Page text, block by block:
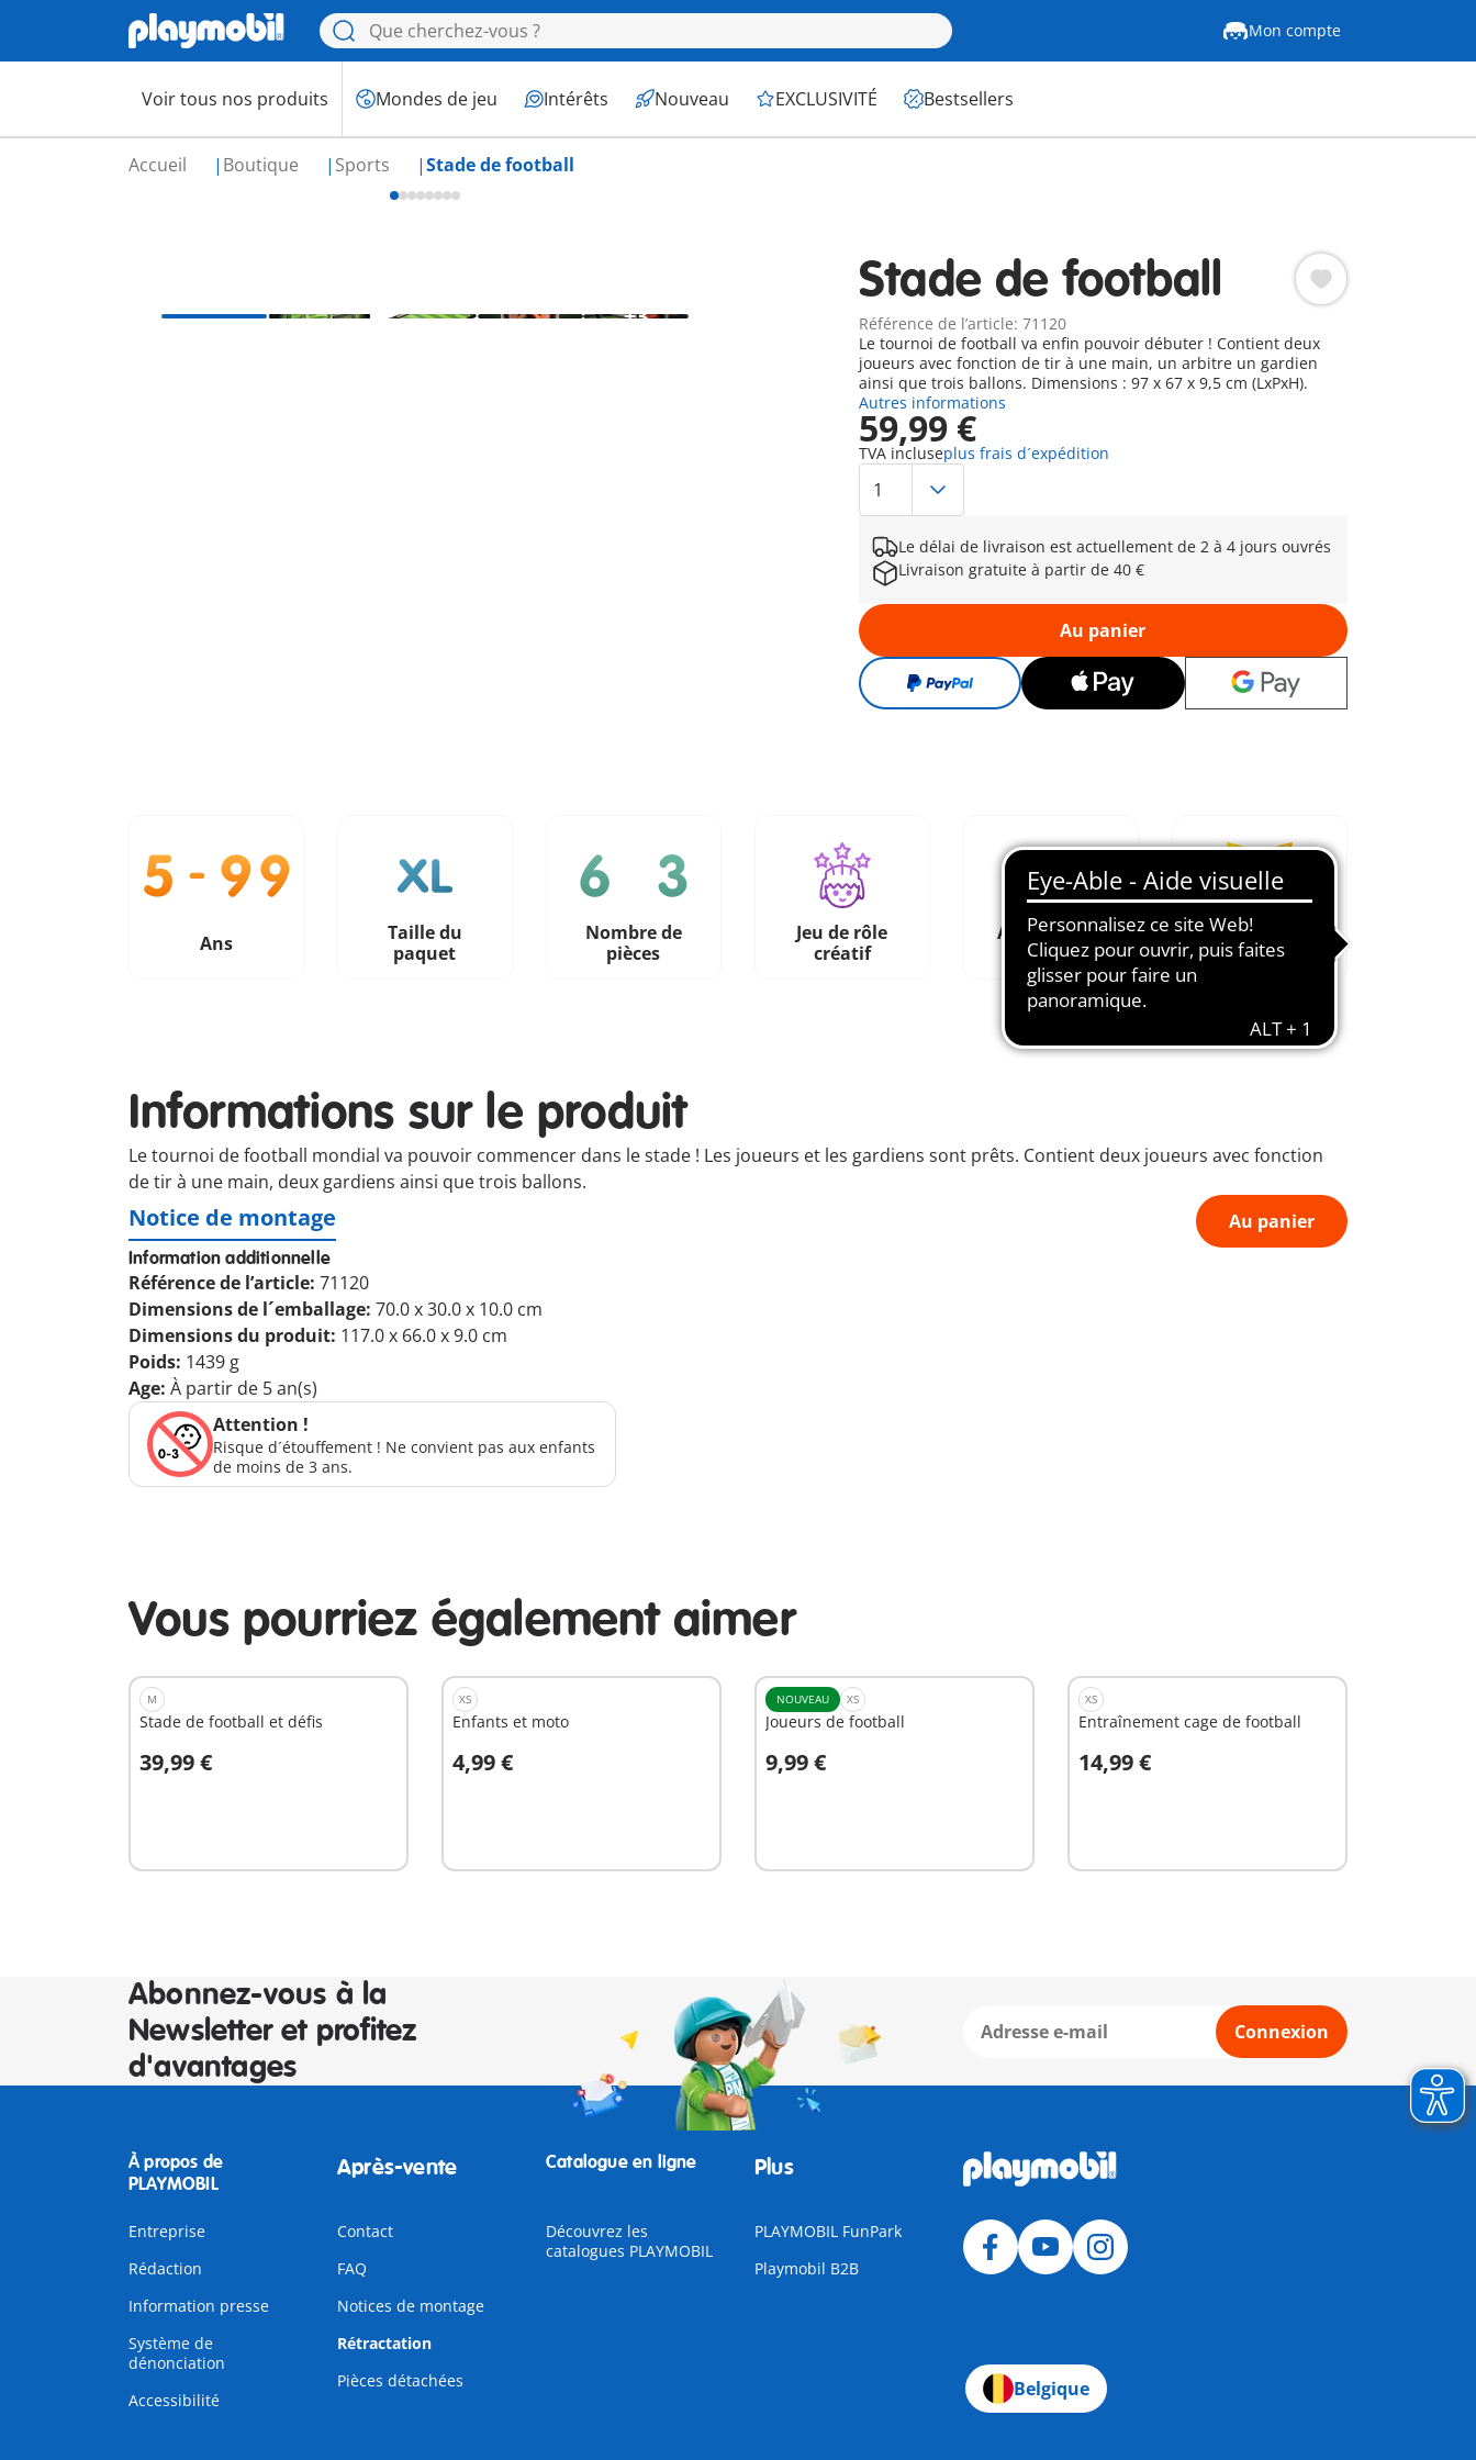
Mon compte
Voir tous nos produits Mondes de jeu Intérêts Nouveau EXCLUSIVITÉ Bestsellers
Accueil Boutique Sports Stade de football
+3
Stade de football
Référence de l’article: 71120
Le tournoi de football va enfin pouvoir débuter ! Contient deux
joueurs avec fonction de tir à une main, un arbitre un gardien
ainsi que trois ballons. Dimensions : 97 x 67 x 9,5 cm (LxPxH).
Autres informations
59,99 €
TVA incluseplus frais d´expédition
Le délai de livraison est actuellement de 2 à 4 jours ouvrés
Livraison gratuite à partir de 40 €
Au panier
Ans
Taille du
paquet
Nombre de
pièces
Jeu de rôle
créatif
Aimé depuis
1974
Favorise
l'imagination
Informations sur le produit
Le tournoi de football mondial va pouvoir commencer dans le stade ! Les joueurs et les gardiens sont prêts. Contient deux joueurs avec fonction
de tir à une main, deux gardiens ainsi que trois ballons.
Au panier
Notice de montage
Information additionnelle
Référence de l’article: 71120
Dimensions de l´emballage: 70.0 x 30.0 x 10.0 cm
Dimensions du produit: 117.0 x 66.0 x 9.0 cm
Poids: 1439 g
Age: À partir de 5 an(s)
Attention !
Risque d´étouffement ! Ne convient pas aux enfants
de moins de 3 ans.
Vous pourriez également aimer
M
Stade de football et défis
39,99 €
Au panier
XS
Enfants et moto
4,99 €
Au panier
NOUVEAU XS
Joueurs de football
9,99 €
Au panier
XS
Entraînement cage de football
14,99 €
Au panier
Abonnez-vous à la
Newsletter et profitez
d'avantages
Connexion
À propos de
PLAYMOBIL
Entreprise
Rédaction
Information presse
Système de
dénonciation
Accessibilité
Après-vente
Contact
FAQ
Notices de montage
Rétractation
Pièces détachées
Catalogue en ligne
Découvrez les
catalogues PLAYMOBIL
Plus
PLAYMOBIL FunPark
Playmobil B2B
Belgique